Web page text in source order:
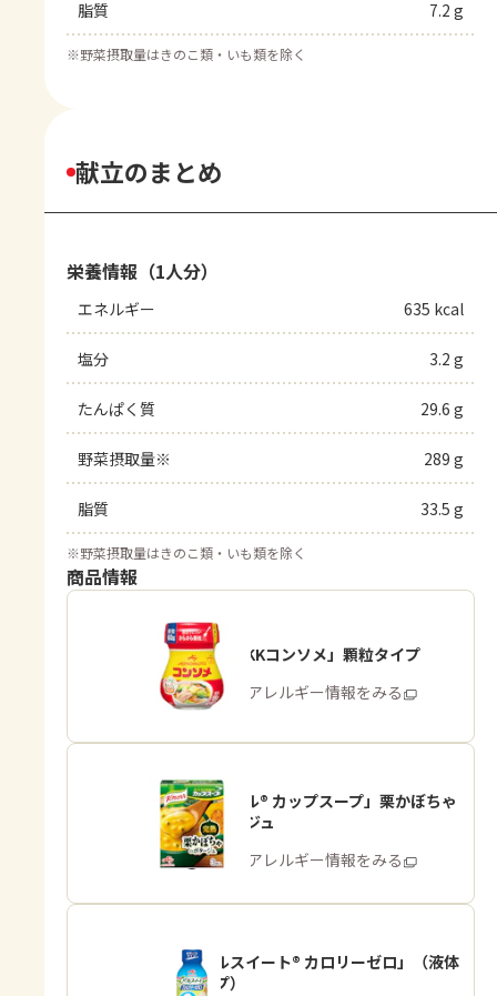
脂質 7.2 g
※野菜摂取量はきのこ類・いも類を除く
献立のまとめ
栄養情報（1人分）
エネルギー 635 kcal
塩分 3.2 g
たんぱく質 29.6 g
野菜摂取量※ 289 g
脂質 33.5 g
※野菜摂取量はきのこ類・いも類を除く
商品情報
「味の素KKコンソメ」顆粒タイプ
商品・アレルギー情報をみる
「クノール® カップスープ」栗かぼちゃ
のポタージュ
商品・アレルギー情報をみる
「パルスイート® カロリーゼロ」（液体
タイプ）